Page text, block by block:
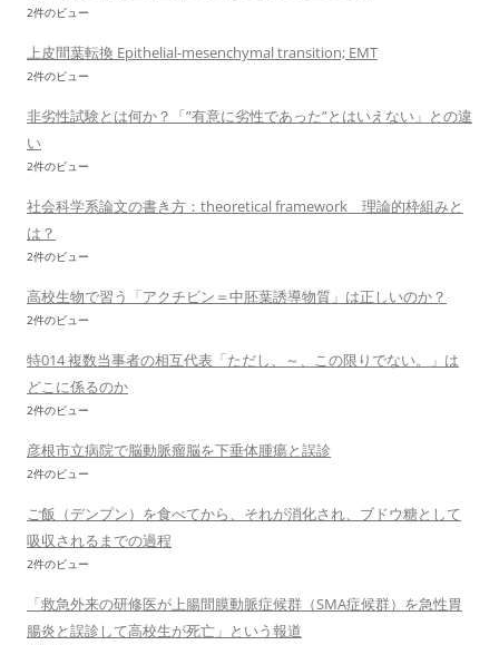
2件のビュー
上皮間葉転換 Epithelial-mesenchymal transition; EMT
2件のビュー
非劣性試験とは何か？「”有意に劣性であった”とはいえない」との違
い
2件のビュー
社会科学系論文の書き方：theoretical framework 理論的枠組みと
は？
2件のビュー
高校生物で習う「アクチビン＝中胚葉誘導物質」は正しいのか？
2件のビュー
特014 複数当事者の相互代表「ただし、～、この限りでない。」は
どこに係るのか
2件のビュー
彦根市立病院で脳動脈瘤脳を下垂体腫瘍と誤診
2件のビュー
ご飯（デンプン）を食べてから、それが消化され、ブドウ糖として
吸収されるまでの過程
2件のビュー
「救急外来の研修医が上腸間膜動脈症候群（SMA症候群）を急性胃
腸炎と誤診して高校生が死亡」という報道